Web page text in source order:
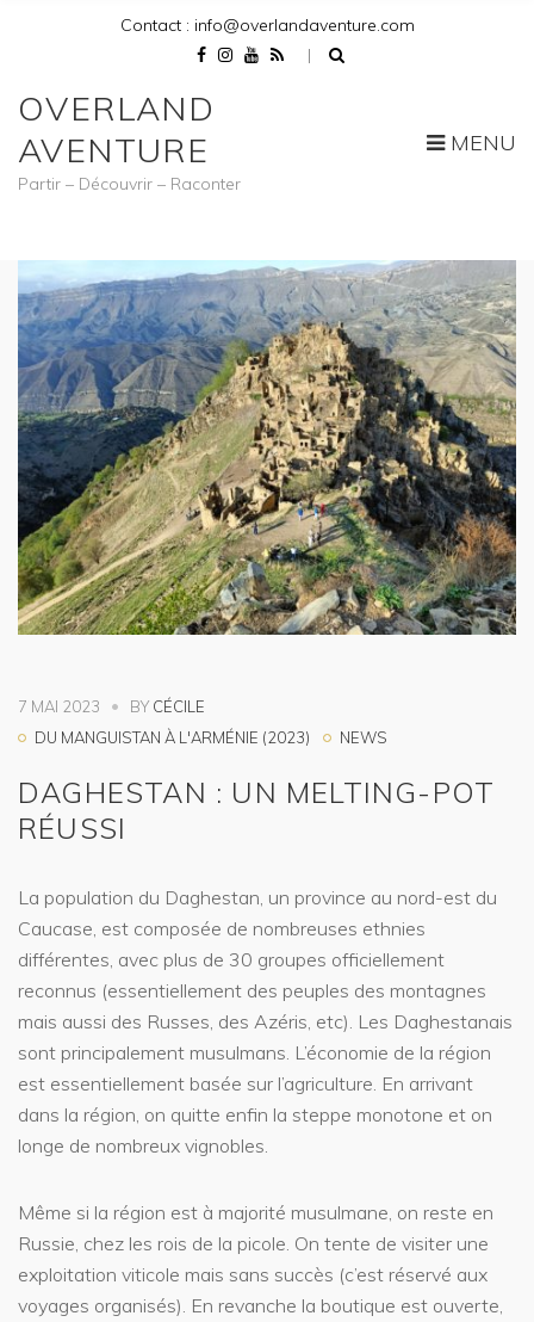
Contact : info@overlandaventure.com
OVERLAND
AVENTURE
Partir – Découvrir – Raconter
MENU
7 MAI 2023 BY CÉCILE
DU MANGUISTAN À L'ARMÉNIE (2023)
NEWS
DAGHESTAN : UN MELTING-POT
RÉUSSI
La population du Daghestan, un province au nord-est du
Caucase, est composée de nombreuses ethnies
différentes, avec plus de 30 groupes officiellement
reconnus (essentiellement des peuples des montagnes
mais aussi des Russes, des Azéris, etc). Les Daghestanais
sont principalement musulmans. L’économie de la région
est essentiellement basée sur l’agriculture. En arrivant
dans la région, on quitte enfin la steppe monotone et on
longe de nombreux vignobles.
Même si la région est à majorité musulmane, on reste en
Russie, chez les rois de la picole. On tente de visiter une
exploitation viticole mais sans succès (c’est réservé aux
voyages organisés). En revanche la boutique est ouverte,